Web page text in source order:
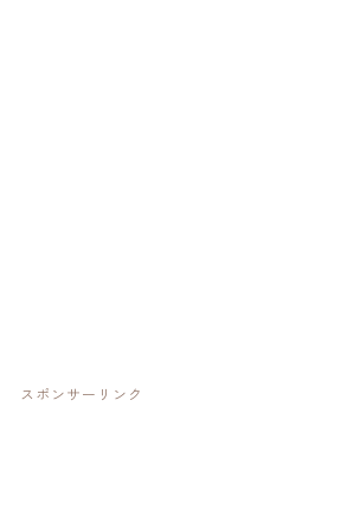
スポンサーリンク